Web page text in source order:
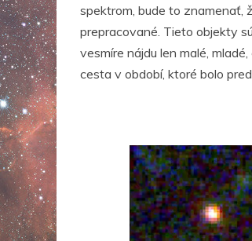
spektrom, bude to znamenať,
prepracované. Tieto objekty
vesmíre nájdu len malé,
cesta v období, ktoré bolo